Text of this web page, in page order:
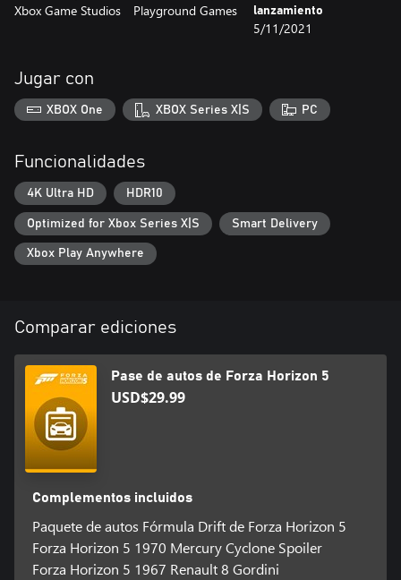
Xbox Game Studios Playground Games
lanzamiento
5/11/2021
Jugar con
XBOX One XBOX Series X|S PC
Funcionalidades
4K Ultra HD HDR10
Optimized for Xbox Series X|S Smart Delivery
Xbox Play Anywhere
Comparar ediciones
Pase de autos de Forza Horizon 5
USD$29.99
Complementos incluidos
Paquete de autos Fórmula Drift de Forza Horizon 5
Forza Horizon 5 1970 Mercury Cyclone Spoiler
Forza Horizon 5 1967 Renault 8 Gordini